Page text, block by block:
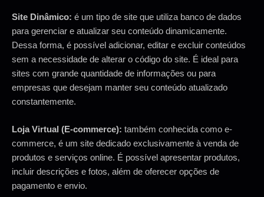
Site Dinâmico: é um tipo de site que utiliza banco de dados
para gerenciar e atualizar seu conteúdo dinamicamente.
Dessa forma, é possível adicionar, editar e excluir conteúdos
sem a necessidade de alterar o código do site. É ideal para
sites com grande quantidade de informações ou para
empresas que desejam manter seu conteúdo atualizado
constantemente.
Loja Virtual (E-commerce): também conhecida como e-
commerce, é um site dedicado exclusivamente à venda de
produtos e serviços online. É possível apresentar produtos,
incluir descrições e fotos, além de oferecer opções de
pagamento e envio.